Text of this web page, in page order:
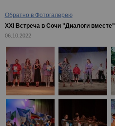
Обратно в Фотогалерею
XXI Встреча в Сочи "Диалоги вместе"
06.10.2022